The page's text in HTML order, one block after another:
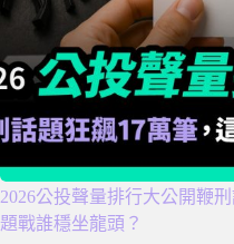
2026公投聲量排行大公開鞭
題戰誰穩坐龍頭？